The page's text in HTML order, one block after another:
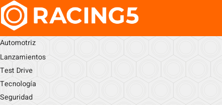
Automotriz
Lanzamientos
Test Drive
Tecnología
Seguridad